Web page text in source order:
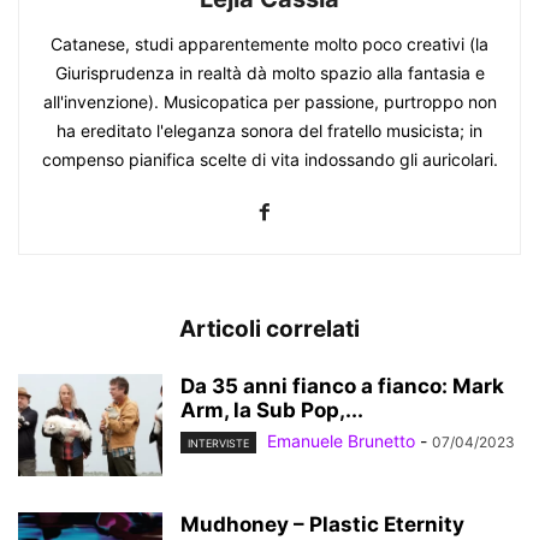
Catanese, studi apparentemente molto poco creativi (la
Giurisprudenza in realtà dà molto spazio alla fantasia e
all'invenzione). Musicopatica per passione, purtroppo non
ha ereditato l'eleganza sonora del fratello musicista; in
compenso pianifica scelte di vita indossando gli auricolari.
Articoli correlati
Da 35 anni fianco a fianco: Mark
Arm, la Sub Pop,...
INTERVISTE Emanuele Brunetto - 07/04/2023
Mudhoney – Plastic Eternity